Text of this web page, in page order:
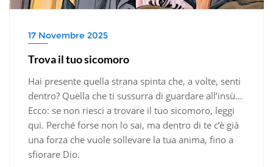
17 Novembre 2025
Trova il tuo sicomoro
Hai presente quella strana spinta che, a volte, senti
dentro? Quella che ti sussurra di guardare all’insù…
Ecco: se non riesci a trovare il tuo sicomoro, leggi
qui. Perché forse non lo sai, ma dentro di te c’è già
una forza che vuole sollevare la tua anima, fino a
sfiorare Dio.